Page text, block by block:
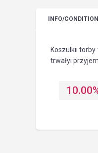
INFO/
Koszulkii
trwałyi
10.00